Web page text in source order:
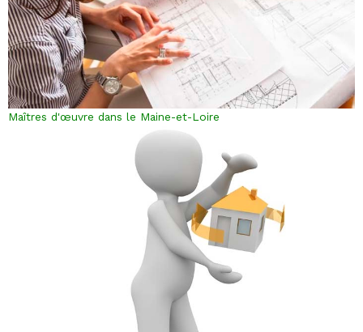
Maîtres d'œuvre dans le Maine-et-Loire